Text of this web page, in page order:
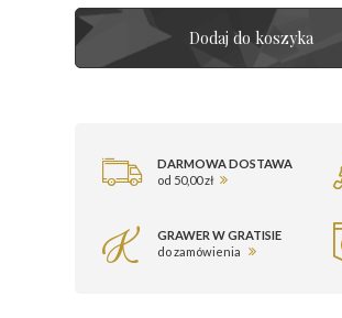
Dodaj do koszyka
DARMOWA DOSTAWA
od 50,00 zł
GRAWER W GRATISIE
do zamówienia